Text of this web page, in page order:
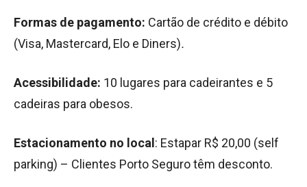
Formas de pagamento: Cartão de crédito e débito
(Visa, Mastercard, Elo e Diners).
Acessibilidade: 10 lugares para cadeirantes e 5
cadeiras para obesos.
Estacionamento no local : Estapar R$ 20,00 (self
parking) – Clientes Porto Seguro têm desconto.